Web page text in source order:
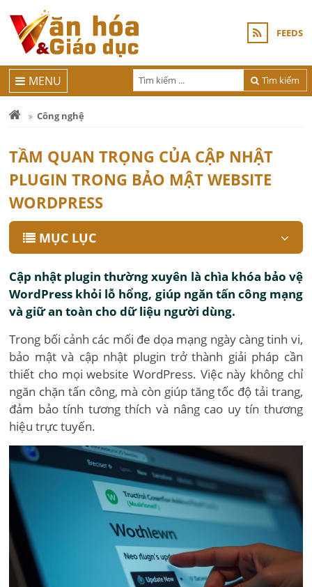
FEEDS
Tìm kiếm
MENU
Công nghệ
TẦM QUAN TRỌNG CỦA CẬP NHẬT
PLUGIN TRONG BẢO MẬT WEBSITE
WORDPRESS
MỤC LỤC
Cập nhật plugin thường xuyên là chìa khóa bảo vệ
WordPress khỏi lỗ hổng, giúp ngăn tấn công mạng
và giữ an toàn cho dữ liệu người dùng.
Trong bối cảnh các mối đe dọa mạng ngày càng tinh vi,
bảo mật và cập nhật plugin trở thành giải pháp cần
thiết cho mọi website WordPress. Việc này không chỉ
ngăn chặn tấn công, mà còn giúp tăng tốc độ tải trang,
đảm bảo tính tương thích và nâng cao uy tín thương
hiệu trực tuyến.